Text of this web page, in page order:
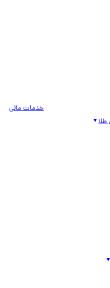
خدمات مالی